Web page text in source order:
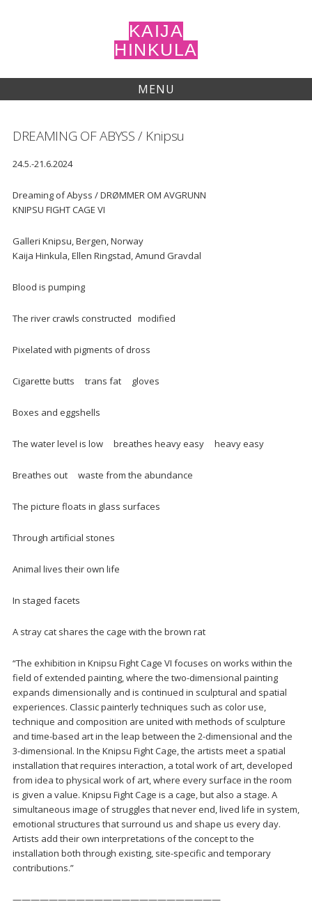
KAIJA
HINKULA
MENU
DREAMING OF ABYSS / Knipsu
24.5.-21.6.2024
Dreaming of Abyss / DRØMMER OM AVGRUNN
KNIPSU FIGHT CAGE VI
Galleri Knipsu, Bergen, Norway
Kaija Hinkula, Ellen Ringstad, Amund Gravdal
Blood is pumping
The river crawls constructed modified
Pixelated with pigments of dross
Cigarette butts trans fat gloves
Boxes and eggshells
The water level is low breathes heavy easy heavy easy
Breathes out waste from the abundance
The picture floats in glass surfaces
Through artificial stones
Animal lives their own life
In staged facets
A stray cat shares the cage with the brown rat
“The exhibition in Knipsu Fight Cage VI focuses on works within the
field of extended painting, where the two-dimensional painting
expands dimensionally and is continued in sculptural and spatial
experiences. Classic painterly techniques such as color use,
technique and composition are united with methods of sculpture
and time-based art in the leap between the 2-dimensional and the
3-dimensional. In the Knipsu Fight Cage, the artists meet a spatial
installation that requires interaction, a total work of art, developed
from idea to physical work of art, where every surface in the room
is given a value. Knipsu Fight Cage is a cage, but also a stage. A
simultaneous image of struggles that never end, lived life in system,
emotional structures that surround us and shape us every day.
Artists add their own interpretations of the concept to the
installation both through existing, site-specific and temporary
contributions.”
———————————————————————